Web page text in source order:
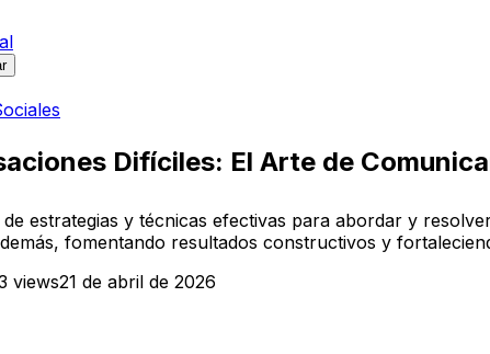
Difíciles: El Arte de
estrategias y técnicas efectivas para abordar y
fomentando resultados constructivos y
views21 de abril de 2026